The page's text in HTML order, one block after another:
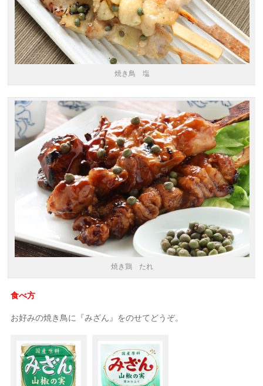
焼き鳥 塩
焼き鶏 たれ
食べ方
お好みの焼き鳥に『みざん』をのせてどうぞ。